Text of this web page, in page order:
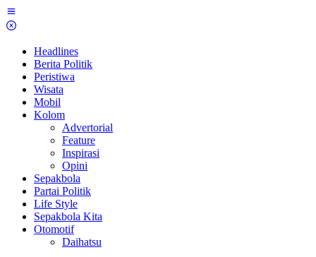
Skip
to
Headlines
Berita Politik
Peristiwa
Wisata
Mobil
Kolom
Advertorial
Feature
Inspirasi
Opini
Sepakbola
Partai Politik
Life Style
Sepakbola Kita
Otomotif
Daihatsu